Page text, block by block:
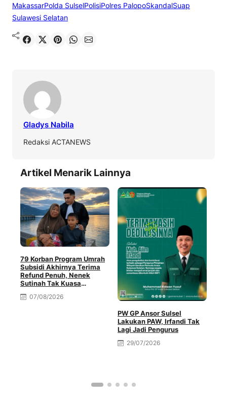
MakassarPolda SulselPolisiPolres PalopoSkandalSuap
Sulawesi Selatan
Shared Share on X Pin It Send on WhatsApp Send on Email
Gladys Nabila
Redaksi ACTANEWS
Artikel Menarik Lainnya
79 Korban Program Umrah
Subsidi Akhirnya Terima
Refund Penuh, Nenek
Sutinah Tak Kuasa
07/08/2026
PW GP Ansor Sulsel
Lakukan PAW, Irfandi Tak
Lagi Jadi Pengurus
29/07/2026